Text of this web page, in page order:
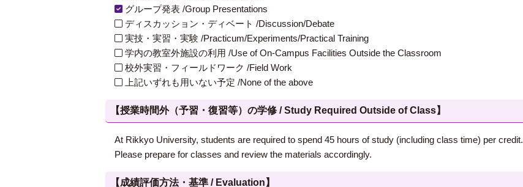
グループ発表 /Group Presentations
ディスカッション・ディベート /Discussion/Debate
実技・実習・実験 /Practicum/Experiments/Practical Training
学内の教室外施設の利用 /Use of On-Campus Facilities Outside the Classroom
校外実習・フィールドワーク /Field Work
上記いずれも用いない予定 /None of the above
【授業時間外（予習・復習等）の学修 / Study Required Outside of Class】
At Rikkyo University, students are required to spend 45 hours of study (including class time) per credit.
Please prepare for classes and review the materials accordingly.
【成績評価方法・基準 / Evaluation】